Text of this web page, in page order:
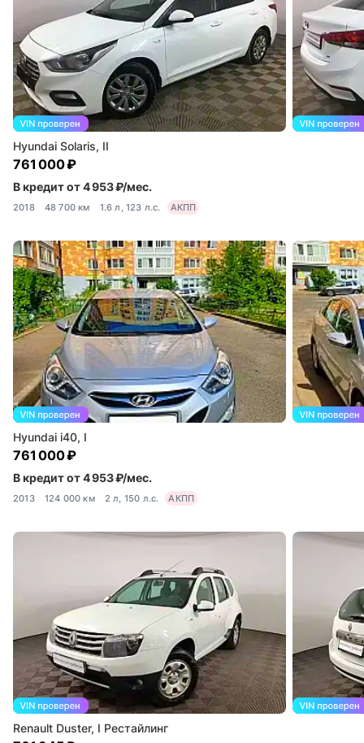
Hyundai Solaris, II
761 000 ₽
В кредит от 4 953 ₽/мес.
2018 48 700 км 1.6 л, 123 л.с. АКПП
Hyundai i40, I
761 000 ₽
В кредит от 4 953 ₽/мес.
2013 124 000 км 2 л, 150 л.с. АКПП
Renault Duster, I Рестайлинг